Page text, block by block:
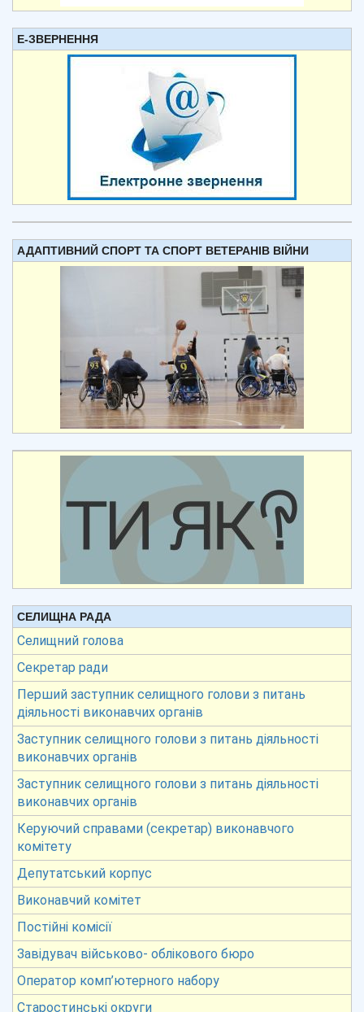
Е-ЗВЕРНЕННЯ
АДАПТИВНИЙ СПОРТ ТА СПОРТ ВЕТЕРАНІВ ВІЙНИ
СЕЛИЩНА РАДА
Селищний голова
Секретар ради
Перший заступник селищного голови з питань
діяльності виконавчих органів
Заступник селищного голови з питань діяльності
виконавчих органів
Заступник селищного голови з питань діяльності
виконавчих органів
Керуючий справами (секретар) виконавчого
комітету
Депутатський корпус
Виконавчий комітет
Постійні комісії
Завідувач військово- облікового бюро
Оператор комп’ютерного набору
Старостинські округи